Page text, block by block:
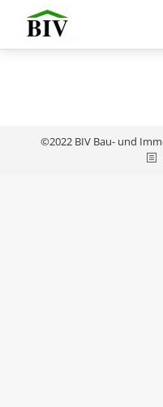
©2022 BIV Bau- und